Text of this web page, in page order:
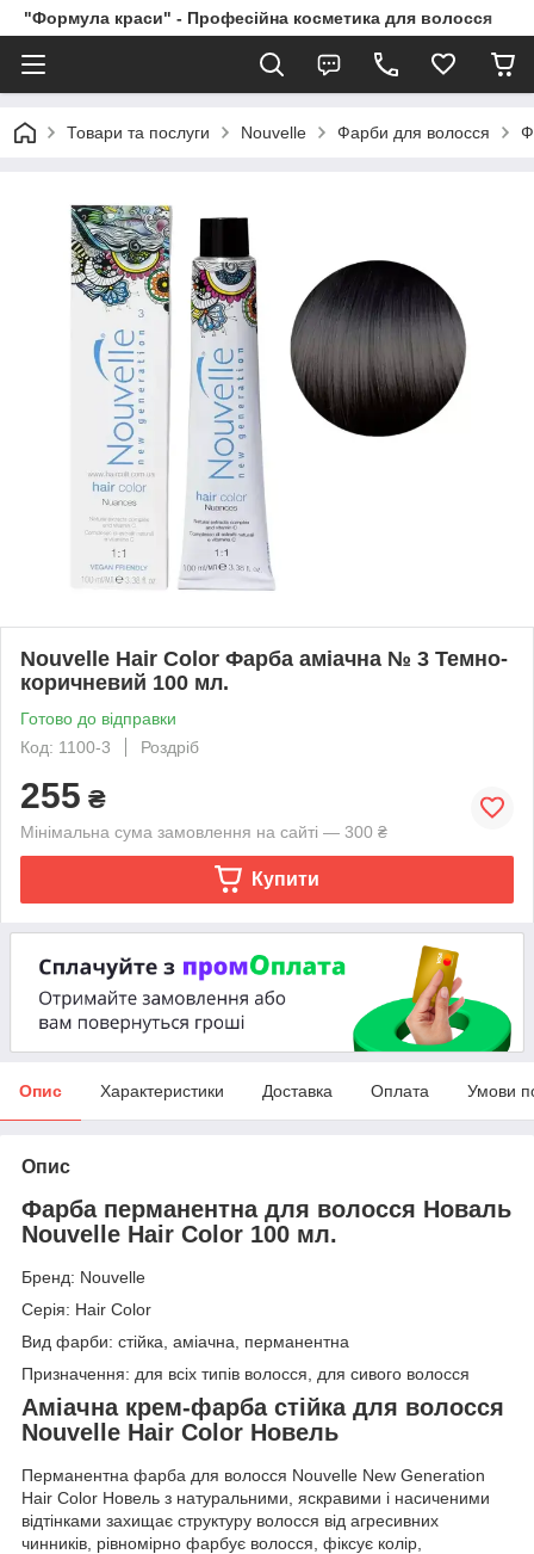
"Формула краси" - Професійна косметика для волосся
Товари та послуги Nouvelle Фарби для волосся
Nouvelle Hair Color Фарба аміачна № 3 Темно-
коричневий 100 мл.
Готово до відправки
Код: 1100-3
Роздріб
255 ₴
Мінімальна сума замовлення на сайті — 300 ₴
Купити
Опис Характеристики Доставка Оплата Умови
Опис
Фарба перманентна для волосся Новаль
Nouvelle Hair Color 100 мл.
Бренд: Nouvelle
Серія: Hair Color
Вид фарби: стійка, аміачна, перманентна
Призначення: для всіх типів волосся, для сивого волосся
Аміачна крем-фарба стійка для волосся
Nouvelle Hair Color Новель
Перманентна фарба для волосся Nouvelle New Generation
Hair Color Новель з натуральними, яскравими і насиченими
відтінками захищає структуру волосся від агресивних
чинників, рівномірно фарбує волосся, фіксує колір,